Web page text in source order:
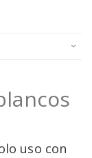
uso con